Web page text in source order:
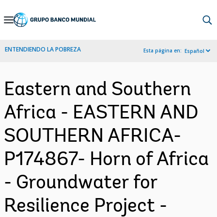
Skip
Navigation
ENTENDIENDO LA POBREZA Esta página en: Español
Eastern and Southern
Africa - EASTERN AND
SOUTHERN AFRICA-
P174867- Horn of Africa
- Groundwater for
Resilience Project -